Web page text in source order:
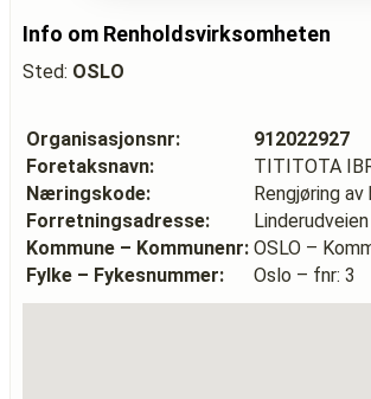
Info om Renholdsvirksomheten
Sted: OSLO
Organisasjonsnr:
912022927
Foretaksnavn:
TITITOTA
Næringskode:
Rengjøring av
Forretningsadresse:
Kommune – Kommunenr: OSLO –
Fylke – Fykesnummer:
Oslo – fnr: 3